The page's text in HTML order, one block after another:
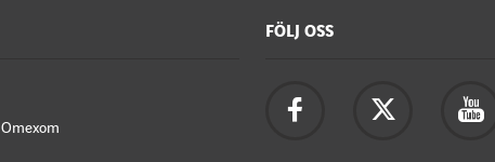
Omexom
FÖLJ OSS